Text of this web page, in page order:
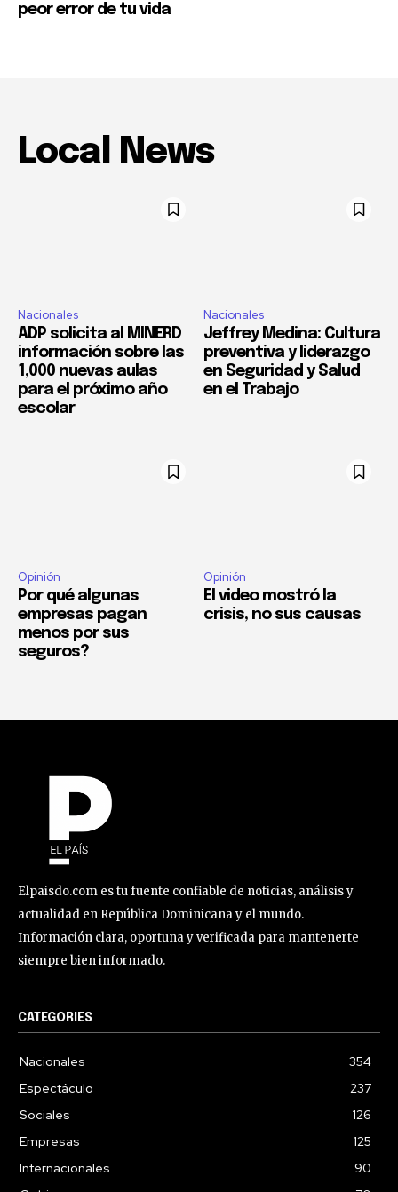
peor error de tu vida
Local News
Nacionales
ADP solicita al MINERD
información sobre las
1,000 nuevas aulas
para el próximo año
escolar
Nacionales
Jeffrey Medina: Cultura
preventiva y liderazgo
en Seguridad y Salud
en el Trabajo
Opinión
Por qué algunas
empresas pagan
menos por sus
seguros?
Opinión
El video mostró la
crisis, no sus causas
Elpaisdo.com es tu fuente confiable de noticias, análisis y
actualidad en República Dominicana y el mundo.
Información clara, oportuna y verificada para mantenerte
siempre bien informado.
CATEGORIES
Nacionales
354
Espectáculo
237
Sociales
126
Empresas
125
Internacionales
90